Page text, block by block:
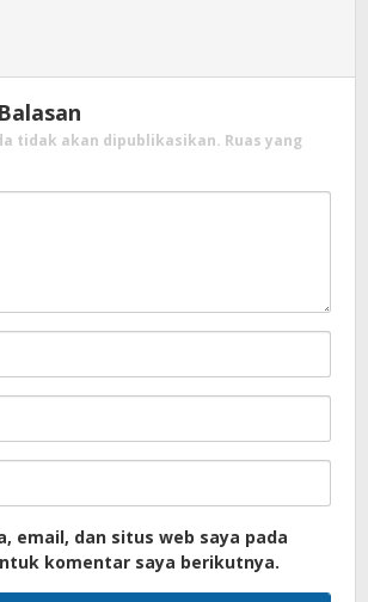
tidak akan dipublikasikan. Ruas yang
email, dan situs web saya pada
komentar saya berikutnya.